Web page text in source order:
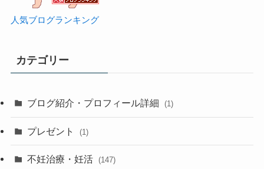
人気ブログランキング
カテゴリー
ブログ紹介・プロフィール詳細 (1)
プレゼント (1)
不妊治療・妊活 (147)